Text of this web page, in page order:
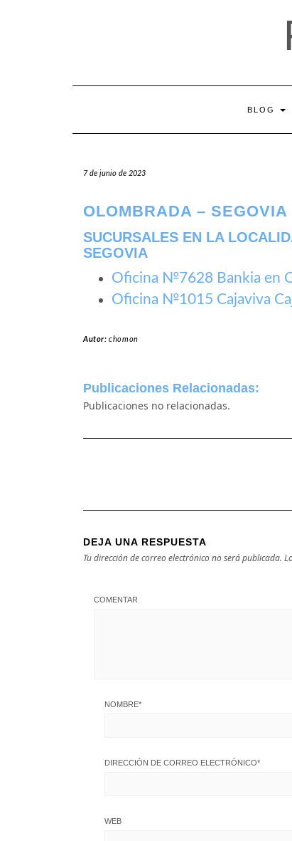
BLOG
7 de junio de 2023
OLOMBRADA – SEGOVIA
SUCURSALES EN LA
SEGOVIA
Oficina №7628 Bankia en
Oficina №1015 Cajaviva
Autor:chomon
Publicaciones Relacionadas:
Publicaciones no relacionadas.
DEJA UNA RESPUESTA
Tu dirección de correo electrónico no será publicada.
COMENTAR
NOMBRE*
DIRECCIÓN DE CORREO ELECTRÓNICO*
WEB